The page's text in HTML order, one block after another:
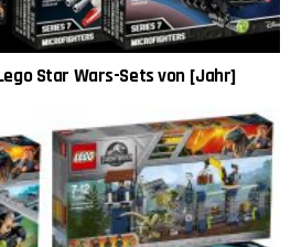
Star Wars-Sets von [Jahr]